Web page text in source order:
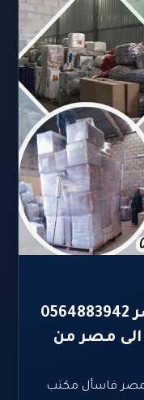
شركة شحن من الدمام لمصر 0564883942
مصر من
فاسأل مكتب